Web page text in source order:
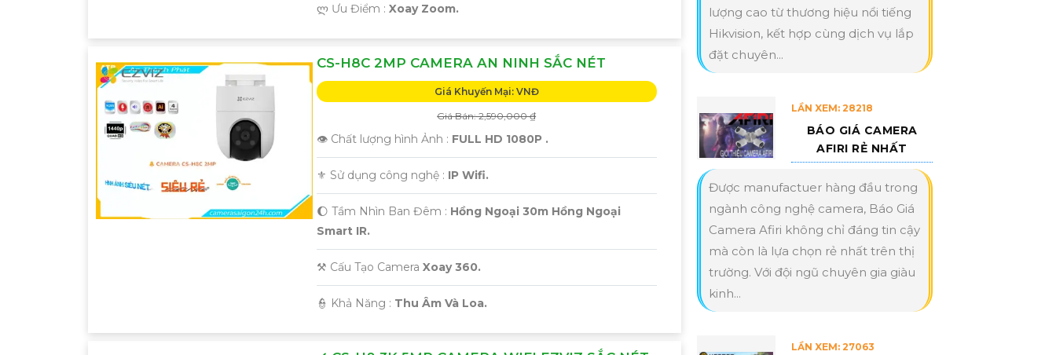
️ლ Ưu Điểm : Xoay Zoom.
CS-H8C 2MP CAMERA AN NINH SẮC NÉT
Giá Khuyến Mại: VNĐ
Giá Bán: 2,590,000 ₫
👁 Chất lượng hình Ảnh : FULL HD 1080P .
⚜️ Sử dụng công nghệ : IP Wifi.
🌔 Tầm Nhìn Ban Đêm : Hồng Ngoại 30m Hồng Ngoại
Smart IR.
⚒ Cấu Tạo Camera Xoay 360.
️👮 Khả Năng : Thu Âm Và Loa.
lượng cao từ thương hiệu nổi tiếng
Hikvision, kết hợp cùng dịch vụ lắp
đặt chuyên...
LẦN XEM: 28218
BÁO GIÁ CAMERA
AFIRI RẺ NHẤT
Được manufactuer hàng đầu trong
ngành công nghệ camera, Báo Giá
Camera Afiri không chỉ đáng tin cậy
mà còn là lựa chọn rẻ nhất trên thị
trường. Với đội ngũ chuyên gia giàu
kinh...
LẦN XEM: 27063